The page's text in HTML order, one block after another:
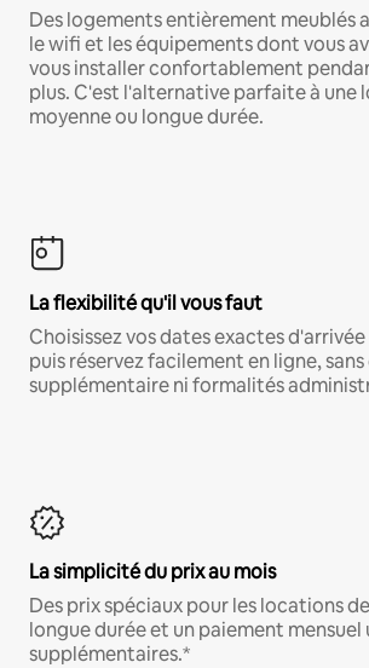
Des logements entièrement meublés
le wifi et les équipements dont vous
vous installer confortablement
plus. C'est l'alternative parfaite à une
moyenne ou longue durée.
La flexibilité qu'il vous faut
Choisissez vos dates exactes
puis réservez facilement en ligne,
supplémentaire ni formalités
La simplicité du prix au mois
Des prix spéciaux pour les locations
longue durée et un paiement mensuel
supplémentaires.*